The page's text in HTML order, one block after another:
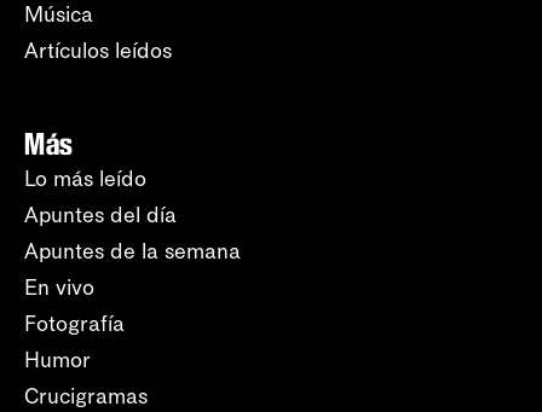
Música
Artículos leídos
Más
Lo más leído
Apuntes del día
Apuntes de la semana
En vivo
Fotografía
Humor
Crucigramas